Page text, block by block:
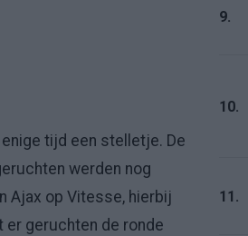
tijd een stelletje. De
werden nog
Ajax op Vitesse, hierbij
er geruchten de ronde
9.
10.
11.